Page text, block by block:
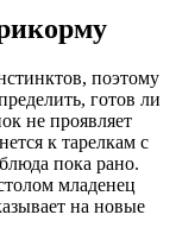
поэтому
готов ли
не проявляет
к тарелкам с
пока рано.
младенец
на новые